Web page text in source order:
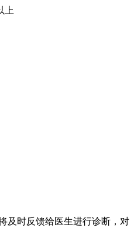
上
及时反馈给医生进行诊断，对